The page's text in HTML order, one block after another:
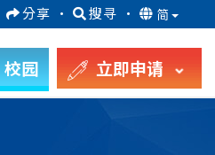
分享 · 搜寻 · 简
校园 立即申请